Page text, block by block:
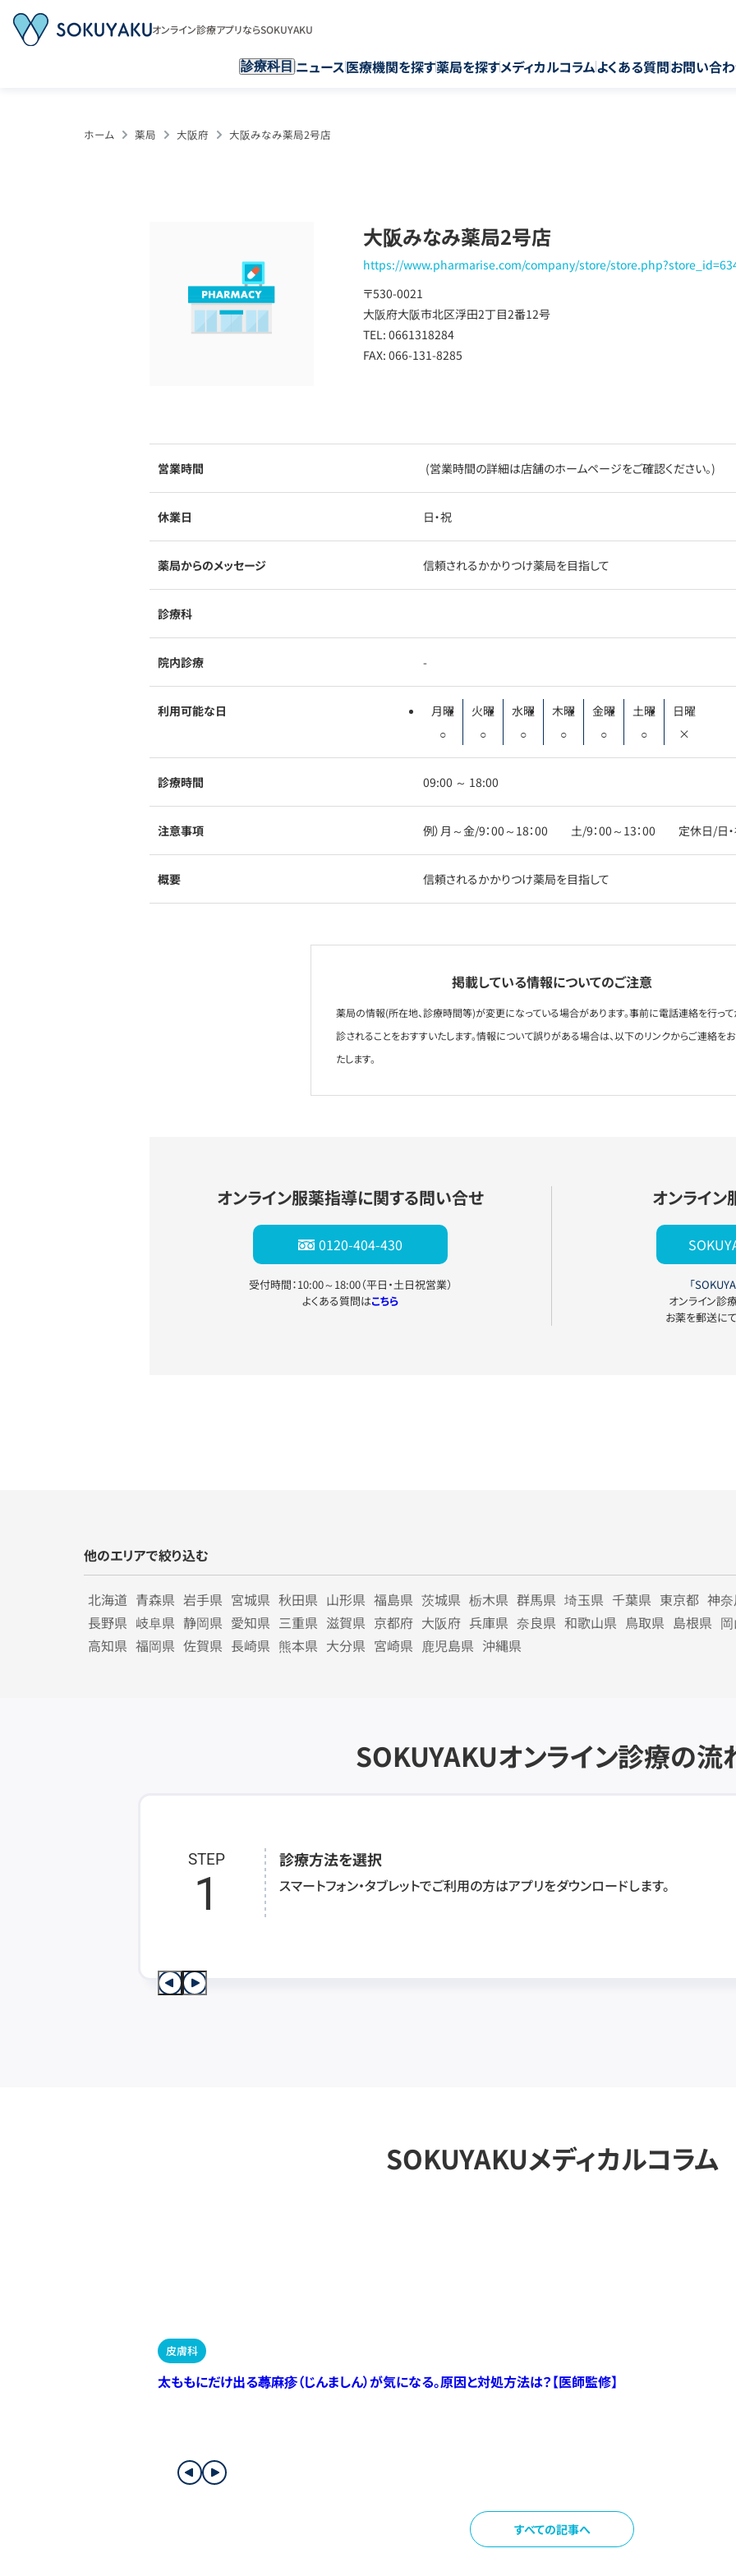
オンライン診療アプリならSOKUYAKU
診療科目 ニュース医療機関を探す薬局を探すメディカルコラムよくある質問お問い合
ホーム 薬局 大阪府 大阪みなみ薬局2号店
大阪みなみ薬局2号店
https://www.pharmarise.com/company/store/
〒530-0021
大阪府大阪市北区浮田2丁目2番12号
TEL: 0661318284
FAX: 066-131-8285
営業時間 (営業時間の詳細は店舗のホームページをご確認ください。)
休業日 日・祝
薬局からのメッセージ 信頼されるかかりつけ薬局を目指して
診療科
院内診療 -
利用可能な日
月曜
○
火曜
○
水曜
○
木曜
○
金曜
○
土曜
○
日曜
×
診療時間 09:00 ～ 18:00
注意事項 例）月～金/9：00～18：00 土/9：00～13：00 定休日/日・
概要 信頼されるかかりつけ薬局を目指して
掲載している情報についてのご注意
薬局の情報(所在地、診療時間等)が変更になっている場合があります。事前に電話連絡を行っ
診されることをおすすいたします。情報について誤りがある場合は、以下のリンクからご連絡を
たします。
オンライン服薬指導に関する問い合せ
0120-404-430
受付時間：10:00～18:00（平日・土日祝営業）
よくある質問はこちら
オンライ
「
オンライン診
お薬を郵送に
他のエリアで絞り込む
北海道 青森県 岩手県 宮城県 秋田県 山形県 福島県 茨城県 栃木県 群馬県 埼玉県 千葉県 東京都 神
長野県 岐阜県 静岡県 愛知県 三重県 滋賀県 京都府 大阪府 兵庫県 奈良県 和歌山県 鳥取県 島根県
高知県 福岡県 佐賀県 長崎県 熊本県 大分県 宮崎県 鹿児島県 沖縄県
SOKUYAKUオンライン診療の流
STEP
1
診療方法を選択
スマートフォン・タブレットでご利用の方はアプリをダウンロードします。
SOKUYAKUメディカルコラム